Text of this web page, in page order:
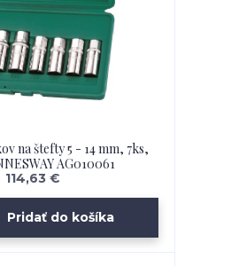
na štefty 5 - 14 mm, 7ks,
AG010061
114,63 €
Pridať do košíka